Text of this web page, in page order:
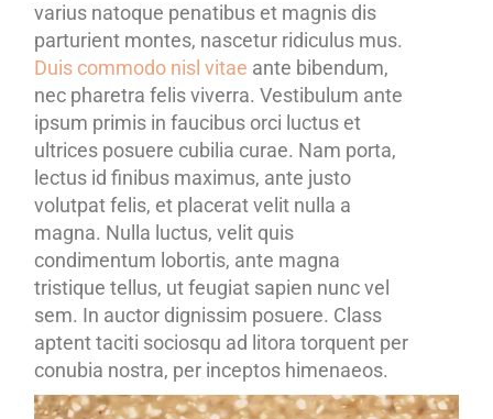
varius natoque penatibus et magnis dis
parturient montes, nascetur ridiculus mus.
Duis commodo nisl vitae ante bibendum,
nec pharetra felis viverra. Vestibulum ante
ipsum primis in faucibus orci luctus et
ultrices posuere cubilia curae. Nam porta,
lectus id finibus maximus, ante justo
volutpat felis, et placerat velit nulla a
magna. Nulla luctus, velit quis
condimentum lobortis, ante magna
tristique tellus, ut feugiat sapien nunc vel
sem. In auctor dignissim posuere. Class
aptent taciti sociosqu ad litora torquent per
conubia nostra, per inceptos himenaeos.